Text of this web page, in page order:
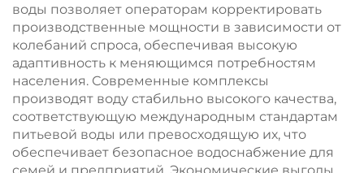
воды позволяет операторам корректировать
производственные мощности в зависимости от
колебаний спроса, обеспечивая высокую
адаптивность к меняющимся потребностям
населения. Современные комплексы
производят воду стабильно высокого качества,
соответствующую международным стандартам
питьевой воды или превосходящую их, что
обеспечивает безопасное водоснабжение для